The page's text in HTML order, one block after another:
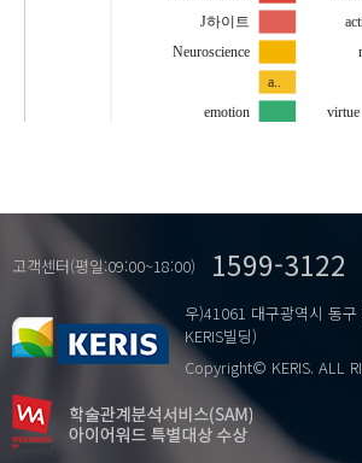
J하이트
Neuroscience
a..
emotion
virtue
아리스토텔레스
아
고객센터(평일:09:00~18:00) 1599-3122
우)41061 대구광역시 동
KERIS빌딩)
Copyright© KERIS. ALL